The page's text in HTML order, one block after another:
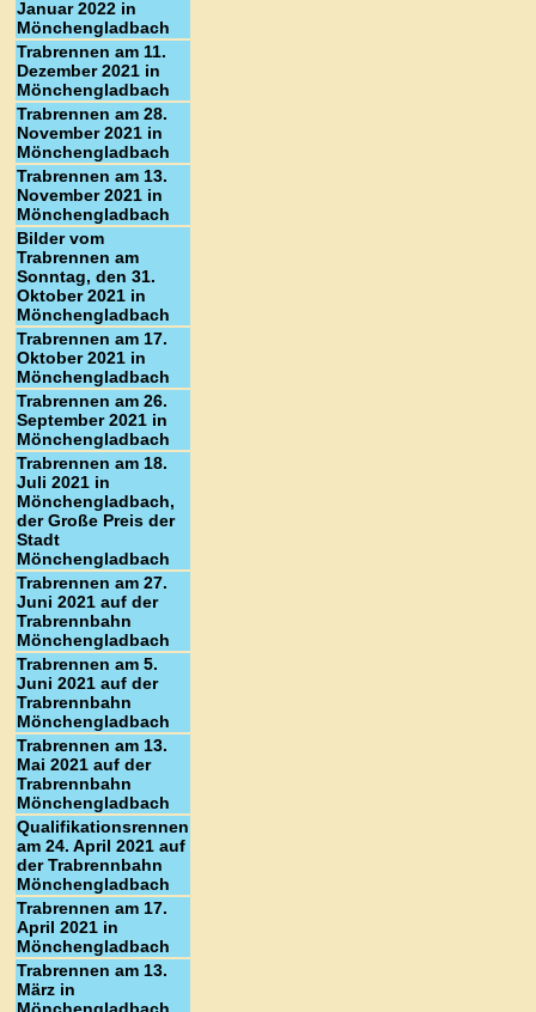
Januar 2022 in
Mönchengladbach
Trabrennen am 11.
Dezember 2021 in
Mönchengladbach
Trabrennen am 28.
November 2021 in
Mönchengladbach
Trabrennen am 13.
November 2021 in
Mönchengladbach
Bilder vom
Trabrennen am
Sonntag, den 31.
Oktober 2021 in
Mönchengladbach
Trabrennen am 17.
Oktober 2021 in
Mönchengladbach
Trabrennen am 26.
September 2021 in
Mönchengladbach
Trabrennen am 18.
Juli 2021 in
Mönchengladbach,
der Große Preis der
Stadt
Mönchengladbach
Trabrennen am 27.
Juni 2021 auf der
Trabrennbahn
Mönchengladbach
Trabrennen am 5.
Juni 2021 auf der
Trabrennbahn
Mönchengladbach
Trabrennen am 13.
Mai 2021 auf der
Trabrennbahn
Mönchengladbach
Qualifikationsrennen
am 24. April 2021 auf
der Trabrennbahn
Mönchengladbach
Trabrennen am 17.
April 2021 in
Mönchengladbach
Trabrennen am 13.
März in